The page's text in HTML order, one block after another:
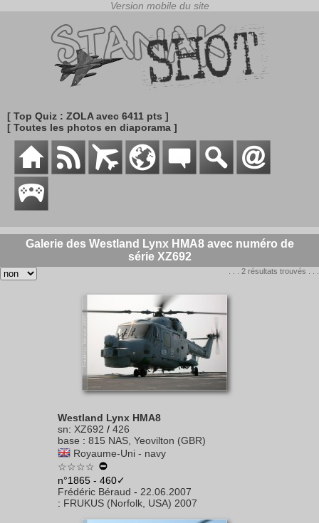
[ Top Quiz : ZOLA avec 6411 pts ]
[ Toutes les photos en diaporama ]
Galerie des Westland Lynx HMA8 avec numéro de
série XZ692
. . . 2 résultats trouvés . . .
Westland Lynx HMA8
sn: XZ692 / 426
base : 815 NAS, Yeovilton (GBR)
Royaume-Uni - navy
☆☆☆☆
n°1865 - 460✓
Frédéric Béraud - 22.06.2007
: FRUKUS (Norfolk, USA) 2007